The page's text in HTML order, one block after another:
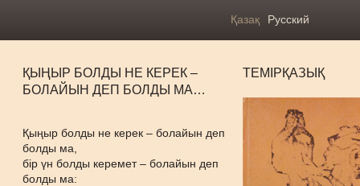
Қазақ Русский
ҚЫҢЫР БОЛДЫ НЕ КЕРЕК –
БОЛАЙЫН ДЕП БОЛДЫ МА…
Қыңыр болды не керек – болайын деп
болды ма,
бір үн болды керемет – болайын деп
болды ма:
ТЕМІРҚАЗЫҚ